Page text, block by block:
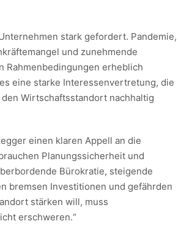
stark gefordert. Pandemie,
und zunehmende
Rahmenbedingungen erheblich
eine starke Interessenvertretung, die
Wirtschaftsstandort nachhaltig
einen klaren Appell an die
Planungssicherheit und
Bürokratie, steigende
bremsen Investitionen und gefährden
stärken will, muss
erschweren.“